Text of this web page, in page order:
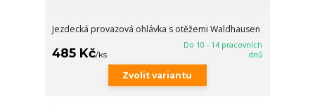
Jezdecká provazová ohlávka s otěžemi Waldhausen
485 Kč/ks
Do 10 - 14 pracovních
dnů
Zvolit variantu